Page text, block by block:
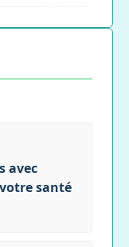
avec
santé